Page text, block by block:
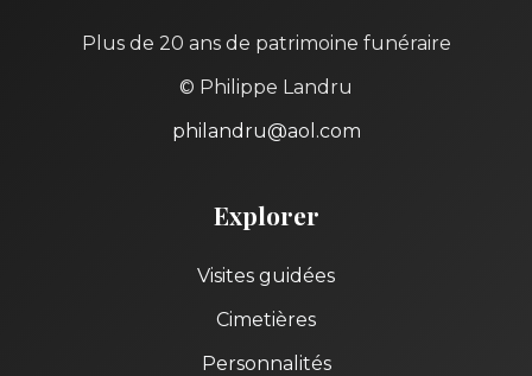
Plus de 20 ans de patrimoine funéraire
© Philippe Landru
philandru@aol.com
Explorer
Visites guidées
Cimetières
Personnalités